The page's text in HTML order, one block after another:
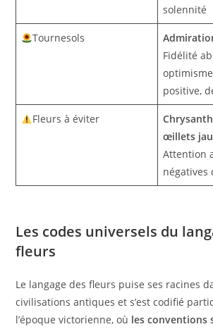
solennité
Tournesols
Fidélité
positive,
Fleurs à éviter
œillets
Attention
négatives
Les codes universels du
fleurs
Le langage des fleurs puise ses racines
civilisations antiques et s’est codifié
l’époque victorienne, où les conventions